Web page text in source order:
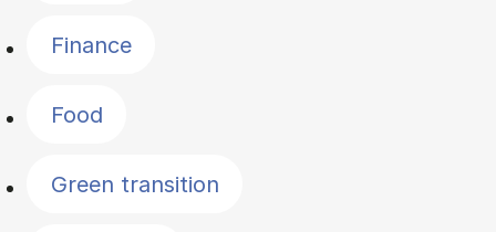
Finance
Food
Green transition